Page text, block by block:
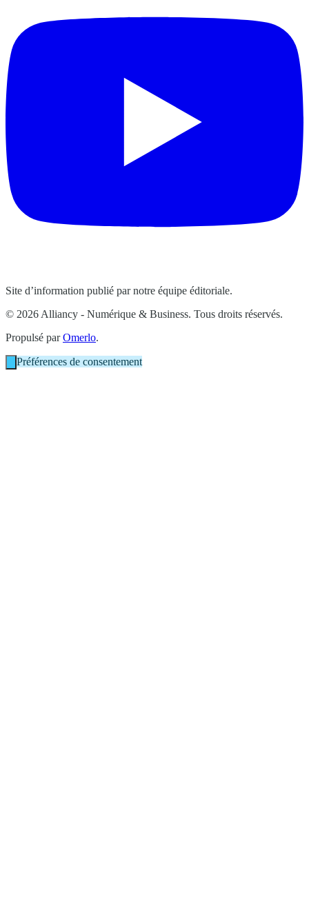
Site d’information publié par notre équipe éditoriale.
© 2026 Alliancy - Numérique & Business. Tous droits réservés.
Propulsé parOmerlo.
Préférences de consentement